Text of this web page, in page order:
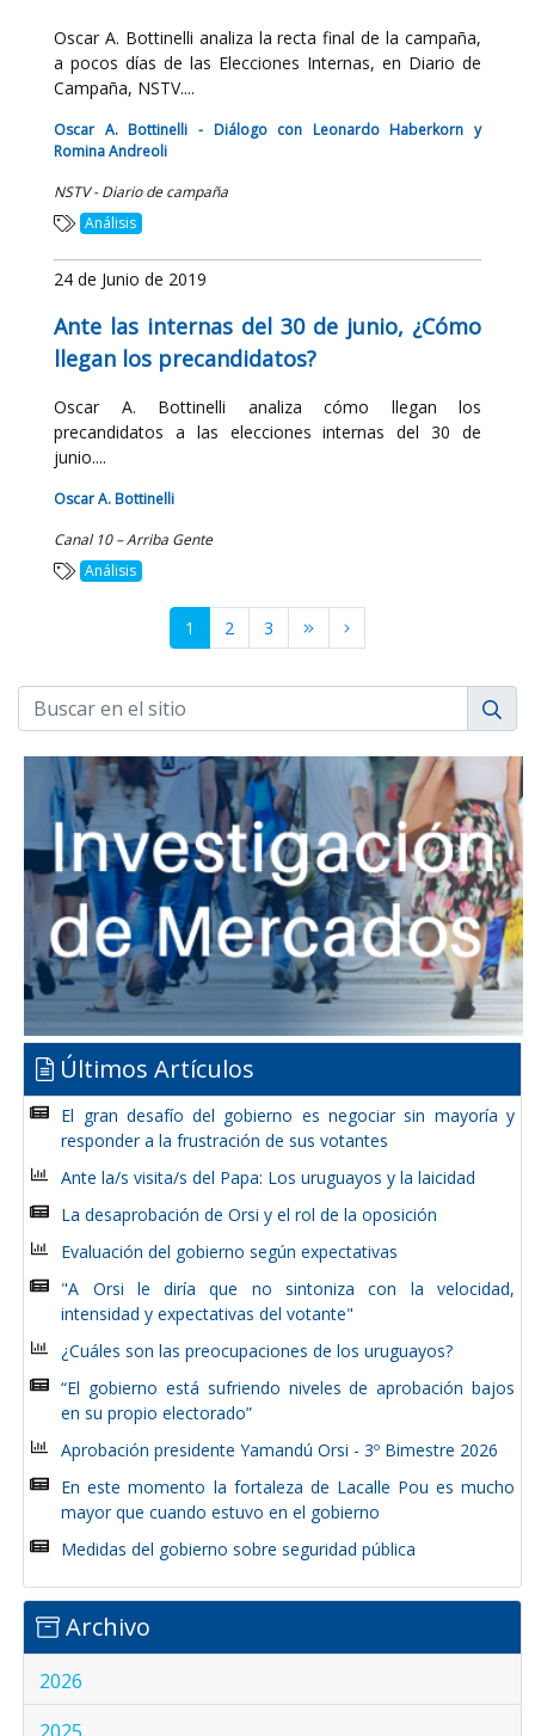
Oscar A. Bottinelli analiza la recta final de la campaña,
a pocos días de las Elecciones Internas, en Diario de
Campaña, NSTV....
Oscar A. Bottinelli - Diálogo con Leonardo Haberkorn y
Romina Andreoli
NSTV - Diario de campaña
Análisis
24 de Junio de 2019
Ante las internas del 30 de junio, ¿Cómo
llegan los precandidatos?
Oscar A. Bottinelli analiza cómo llegan los
precandidatos a las elecciones internas del 30 de
junio....
Oscar A. Bottinelli
Canal 10 – Arriba Gente
Análisis
1 2 3
Últimos Artículos
El gran desafío del gobierno es negociar sin mayoría y
responder a la frustración de sus votantes
Ante la/s visita/s del Papa: Los uruguayos y la laicidad
La desaprobación de Orsi y el rol de la oposición
Evaluación del gobierno según expectativas
"A Orsi le diría que no sintoniza con la velocidad,
intensidad y expectativas del votante"
¿Cuáles son las preocupaciones de los uruguayos?
“El gobierno está sufriendo niveles de aprobación bajos
en su propio electorado”
Aprobación presidente Yamandú Orsi - 3º Bimestre 2026
En este momento la fortaleza de Lacalle Pou es mucho
mayor que cuando estuvo en el gobierno
Medidas del gobierno sobre seguridad pública
Archivo
2026